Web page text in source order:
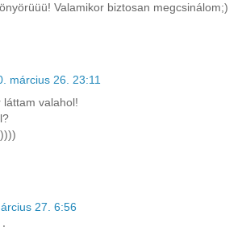
Valamikor biztosan megcsinálom;)
március 26. 23:11
valahol!
27. 6:56